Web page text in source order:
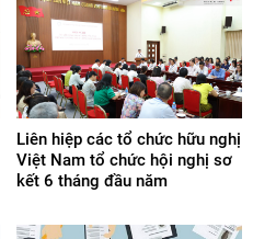
Liên hiệp các tổ chức hữu nghị
Việt Nam tổ chức hội nghị sơ
kết 6 tháng đầu năm